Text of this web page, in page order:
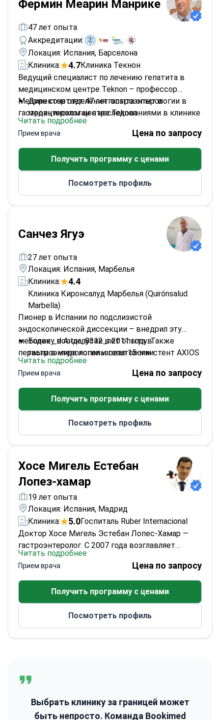
Фермин Меарин Манрике
47 лет опыта
Аккредитации:
Локация: Испания, Барселона
Клиника:
4.7Клиника Текнон
Ведущий специалист по лечению гепатита в
медицинском центре Teknon – профессор
Меарин сочетает 47 лет опыта опыт в
гастроэнтерологии с исследованиями в клинике
Мэйо.
Директор отделения гастроэнтерологии в
медицинском центре Teknon
Автор более 400 научных работ по
заболеваниям пищеварительной системы
Прошел стажировку в отделении
гастроэнтерологии клиники Мэйо
Основатель Института изучения функций
пищеварения Teknon
Член Американской гастроэнтерологической
ассоциации
Читать подробнее
Прием врача Цена по запросу
Получить программу с ценами
Посмотреть профиль
Санчез Ягуэ
27 лет опыта
Локация: Испания, Марбелья
Клиника:
4.4
Клиника Киронсалуд Марбелья (Quirónsalud
Marbella)
Пионер в Испании по подслизистой
эндоскопической диссекции – внедрил эту
методику в Андалусии в 2011 году. Также
первым в мире использовал 15-мм стент AXIOS
для дренирования панкреатической жидкости.
Более _doctor_8312_лет опыта в
гастроэнтерологии и гепатологии
Член Американской коллегии
гастроэнтерологов и Американского
общества гастроинтестинальной эндоскопии
Обладатель золотой медали Андалузского
общества заболеваний пищеварительной
Соавтор справочных руководств
Европейского общества
гастроинтестинальной эндоскопии
Читать подробнее
Прием врача Цена по запросу
Получить программу с ценами
Посмотреть профиль
Хосе Мигель Естебан
Лопез-хамар
19 лет опыта
Локация: Испания, Мадрид
Клиника:
5.0Госпиталь Ruber Internacional
Доктор Хосе Мигель Эстебан Лопес‑Хамар —
гастроэнтеролог. С 2007 года возглавляет
отделения эндоскопии и заболеваний органов
пищеварения в Hospital Ruber Internacional.
Имеет более 20 лет опыта. Один из пионеров
эндоскопического ультразвука (EUS) в Испании.
Его работа охватывает диагностическую и
интервенционную эндоскопию. Применяет
инновационные, малоинвазивные методы при
сложных заболеваниях ЖКТ. В Hospital Clínico
инноваций (2012–2014). Прошел
международную подготовку в AMC Amsterdam,
Institut Paoli‑Calmettes (Марсель) и больнице
Чжуншань (Шанхай). Имеет степени MD и PhD
Читать подробнее
Прием врача Цена по запросу
Получить программу с ценами
Посмотреть профиль
Выбрать клинику за границей может
быть непросто. Команда Bookimed